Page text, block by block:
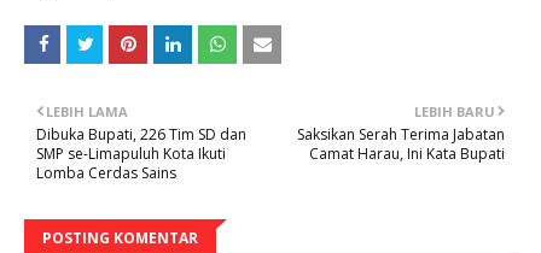
LEBIH BARU
Saksikan Serah Terima Jabatan
Camat Harau, Ini Kata Bupati
LEBIH LAMA
Dibuka Bupati, 226 Tim SD dan
SMP se-Limapuluh Kota Ikuti
Lomba Cerdas Sains
POSTING KOMENTAR